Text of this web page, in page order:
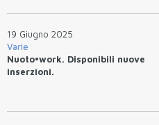
19 Giugno 2025
Varie
Nuoto•work. Disponibili nuove
inserzioni.